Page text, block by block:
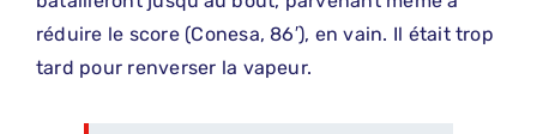
réduire le score (Conesa, 86′), en vain. Il était trop
tard pour renverser la vapeur.